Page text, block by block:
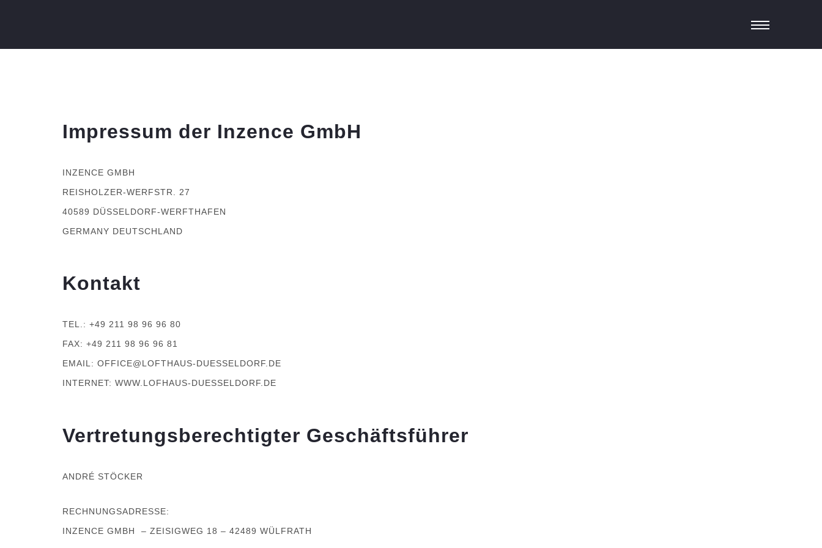
Impressum der Inzence GmbH
INZENCE GMBH
REISHOLZER-WERFSTR. 27
40589 DÜSSELDORF-WERFTHAFEN
GERMANY DEUTSCHLAND
Kontakt
TEL.: +49 211 98 96 96 80
FAX: +49 211 98 96 96 81
EMAIL: OFFICE@LOFTHAUS-DUESSELDORF.DE
INTERNET: WWW.LOFHAUS-DUESSELDORF.DE
Vertretungsberechtigter Geschäftsführer
ANDRÉ STÖCKER
RECHNUNGSADRESSE:
INZENCE GMBH – ZEISIGWEG 18 – 42489 WÜLFRATH